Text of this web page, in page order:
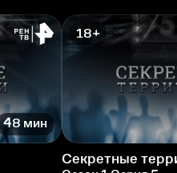
48 мин
18+
Секретные